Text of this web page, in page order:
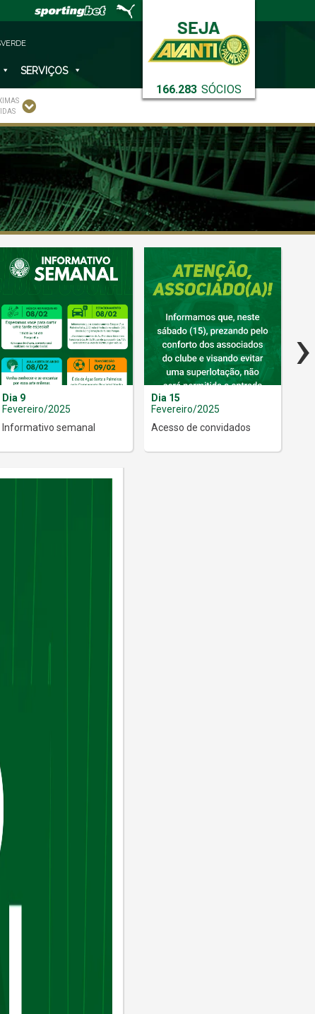
166.283 SÓCIOS
SERVIÇOS
Dia 9
Fevereiro/2025
Informativo semanal
Dia 15
Fevereiro/2025
Acesso de convidados
›